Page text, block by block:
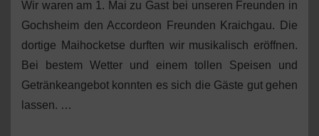
Wir waren am 1. Mai zu Gast bei unseren Freunden in
Gochsheim den Accordeon Freunden Kraichgau. Die
dortige Maihocketse durften wir musikalisch eröffnen.
Bei bestem Wetter und einem tollen Speisen und
Getränkeangebot konnten es sich die Gäste gut gehen
lassen. …